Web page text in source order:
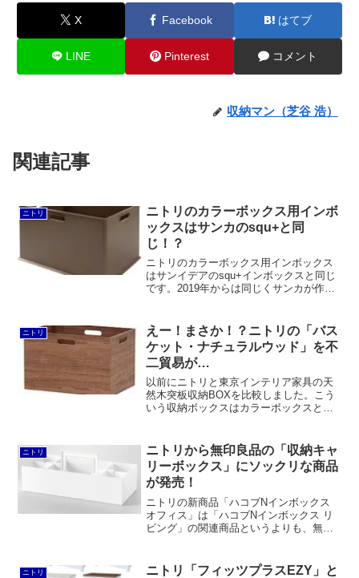
X Facebook はてブ
LINE Pinterest コメント
収納マン（芝谷 浩）
関連記事
ニトリ
ニトリのカラーボックス用インボ
ックスはサンカのsqu+と同
じ！？
ニトリのカラーボックス用インボックス
はサンイデアのsqu+インボックスと同じ
です。2019年からは同じくサンカが作る
ニトリ
えー！まさか！？ニトリの「バス
ケット・ナチュラルウッド」を不
二貿易が…
以前にニトリと東京インテリア家具の天
然木突板収納BOXを比較しました。こう
いう収納ボックスはカラーボックスとセ
プリント紙と違って質感が良いのでイン
テリアを損なうこともあ...
ニトリ
ニトリから無印良品の「収納キャ
リーボックス」にソックリな商品
が発売！
ニトリの新商品「ハコブNインボックス
オフィス」は「ハコブNインボックス リ
ビング」の関連商品というよりも、無印
しながら、取っ手が収納可能、仕切り板
ニトリ
ニトリ「フィッツプラスEZY」と